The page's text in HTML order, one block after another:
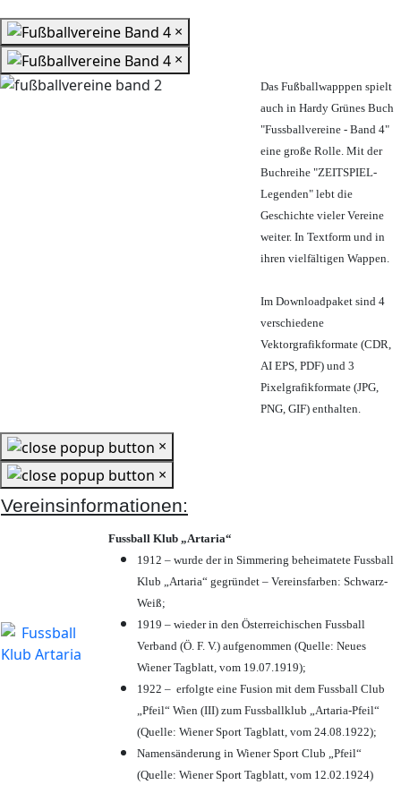
×
×
Das Fußballwapppen spielt
auch in Hardy Grünes Buch
"Fussballvereine - Band 4"
eine große Rolle. Mit der
Buchreihe "ZEITSPIEL-
Legenden" lebt die
Geschichte vieler Vereine
weiter. In Textform und in
ihren vielfältigen Wappen.
Im Downloadpaket sind 4
verschiedene
Vektorgrafikformate (CDR,
AI EPS, PDF) und 3
Pixelgrafikformate (JPG,
PNG, GIF) enthalten.
×
×
Vereinsinformationen:
Fussball Klub „Artaria“
1912 – wurde der in Simmering beheimatete Fussball
Klub „Artaria“ gegründet – Vereinsfarben: Schwarz-
Weiß;
1919 – wieder in den Österreichischen Fussball
Verband (Ö. F. V.) aufgenommen (Quelle: Neues
Wiener Tagblatt, vom 19.07.1919);
1922 – erfolgte eine Fusion mit dem Fussball Club
„Pfeil“ Wien (III) zum Fussballklub „Artaria-Pfeil“
(Quelle: Wiener Sport Tagblatt, vom 24.08.1922);
Namensänderung in Wiener Sport Club „Pfeil“
(Quelle: Wiener Sport Tagblatt, vom 12.02.1924)